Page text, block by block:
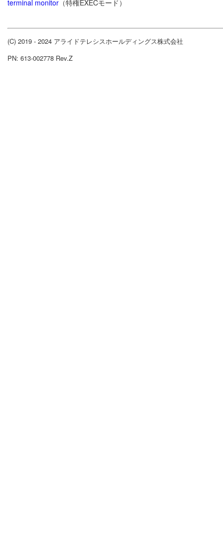
terminal monitor （特権EXECモード）
(C) 2019 - 2024 アライドテレシスホールディングス株式会社
PN: 613-002778 Rev.Z